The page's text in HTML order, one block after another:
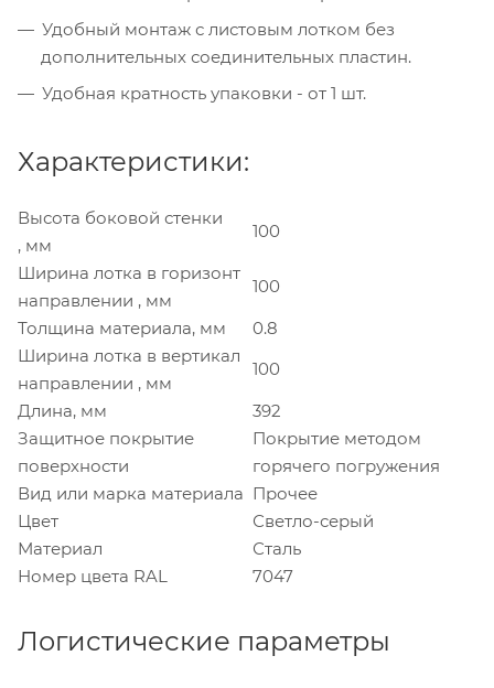
Удобный монтаж с листовым лотком без
дополнительных соединительных пластин.
Удобная кратность упаковки - от 1 шт.
Характеристики:
Высота боковой стенки
, мм
100
Ширина лотка в горизонт
направлении , мм
100
Толщина материала, мм
0.8
Ширина лотка в вертикал
направлении , мм
100
Длина, мм
392
Защитное покрытие
поверхности
Покрытие методом
горячего погружения
Вид или марка материала Прочее
Цвет
Светло-серый
Материал
Сталь
Номер цвета RAL
7047
Логистические параметры